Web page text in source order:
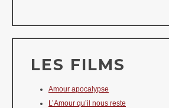
LES FILMS
Amour apocalypse
L’Amour qu’il nous reste